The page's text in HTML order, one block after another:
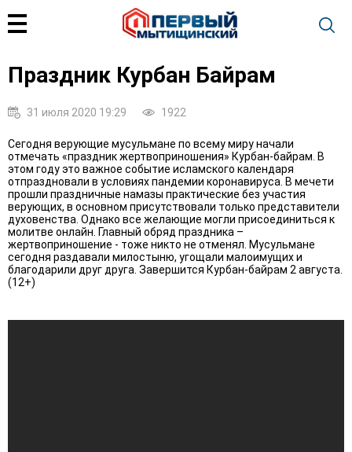
Праздник Курбан Байрам
31 июля 2020 19:29 1922
Сегодня верующие мусульмане по всему миру начали
отмечать «праздник жертвоприношения» Курбан-байрам. В
этом году это важное событие исламского календаря
отпраздновали в условиях пандемии коронавируса. В мечети
прошли праздничные намазы практические без участия
верующих, в основном присутствовали только представители
духовенства. Однако все желающие могли присоединиться к
молитве онлайн. Главный обряд праздника –
жертвоприношение - тоже никто не отменял. Мусульмане
сегодня раздавали милостыню, угощали малоимущих и
благодарили друг друга. Завершится Курбан-байрам 2 августа.
(12+)